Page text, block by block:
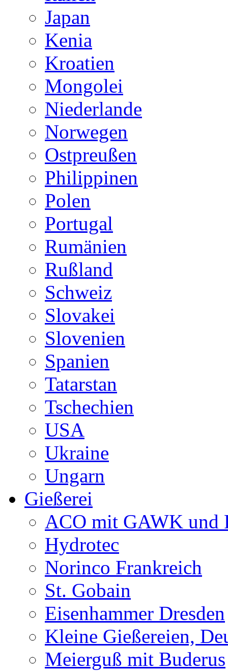
Japan
Kenia
Kroatien
Mongolei
Niederlande
Norwegen
Ostpreußen
Philippinen
Polen
Portugal
Rumänien
Rußland
Schweiz
Slovakei
Slovenien
Spanien
Tatarstan
Tschechien
USA
Ukraine
Ungarn
Gießerei
ACO mit GAWK und
Hydrotec
Norinco Frankreich
St. Gobain
Eisenhammer Dresden
Kleine Gießereien,
Meierguß mit Buderus